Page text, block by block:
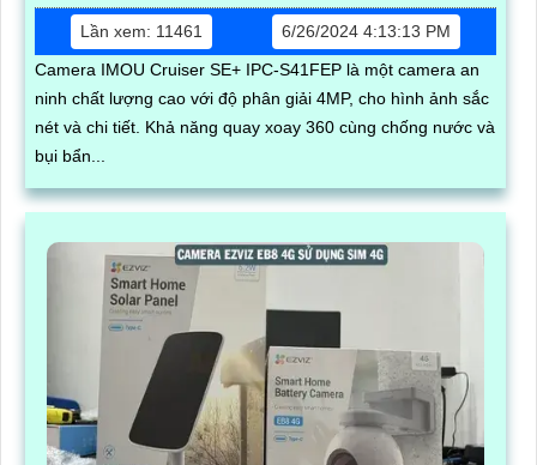
Lần xem: 11461
6/26/2024 4:13:13 PM
Camera IMOU Cruiser SE+ IPC-S41FEP là một camera an
ninh chất lượng cao với độ phân giải 4MP, cho hình ảnh sắc
nét và chi tiết. Khả năng quay xoay 360 cùng chống nước và
bụi bẩn...